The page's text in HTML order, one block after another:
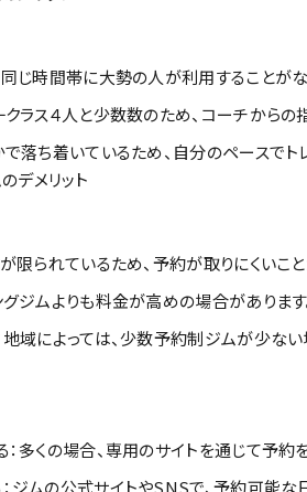
じ時間帯に大勢の人が利用することがな
ラス４人と少数数のため、コーチから
落ち着いているため、自分のペースでト
デメリット
限られているため、予約が取りにくいこと
ジムよりも料金が高めの場合があります
域によっては、少数予約制ジムが少ない
多くの場合、専用のサイトを通じて予約
ムの公式サイトやSNSで、予約可能な